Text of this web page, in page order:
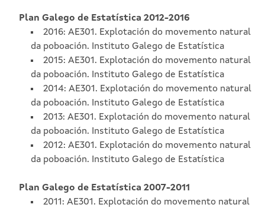
Plan Galego de Estatística 2012-2016
2016: AE301. Explotación do movemento natural
da poboación. Instituto Galego de Estatística
2015: AE301. Explotación do movemento natural
da poboación. Instituto Galego de Estatística
2014: AE301. Explotación do movemento natural
da poboación. Instituto Galego de Estatística
2013: AE301. Explotación do movemento natural
da poboación. Instituto Galego de Estatística
2012: AE301. Explotación do movemento natural
da poboación. Instituto Galego de Estatística
Plan Galego de Estatística 2007-2011
2011: AE301. Explotación do movemento natural